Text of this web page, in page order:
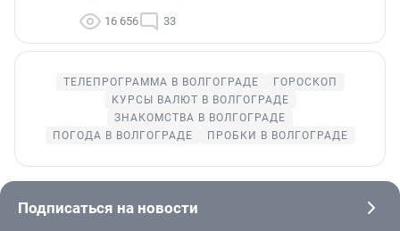
16 656 33
ТЕЛЕПРОГРАММА В ВОЛГОГРАДЕ
ГОРОСКОП
КУРСЫ ВАЛЮТ В ВОЛГОГРАДЕ
ЗНАКОМСТВА В ВОЛГОГРАДЕ
ПОГОДА В ВОЛГОГРАДЕ
ПРОБКИ В ВОЛГОГРАДЕ
Подписаться на новости